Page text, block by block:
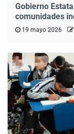
Gobierno
comunidades
19 mayo 2026